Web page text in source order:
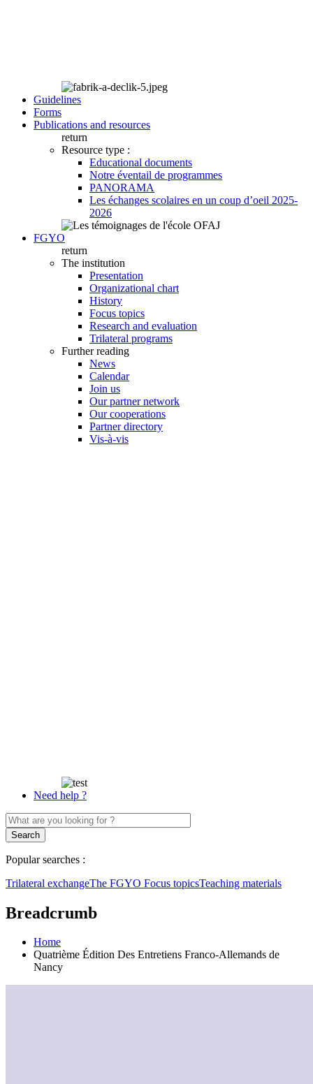
Guidelines
Forms
Publications and resources
return
Resource type :
Educational documents
Notre éventail de programmes
PANORAMA
Les échanges scolaires en un coup d’oeil 2025-
2026
FGYO
return
The institution
Presentation
Organizational chart
History
Focus topics
Research and evaluation
Trilateral programs
Further reading
News
Calendar
Join us
Our partner network
Our cooperations
Partner directory
Vis-à-vis
Need help ?
Popular searches :
Trilateral exchangeThe FGYO Focus topicsTeaching materials
Breadcrumb
Home
Quatrième Édition Des Entretiens Franco-Allemands de
Nancy